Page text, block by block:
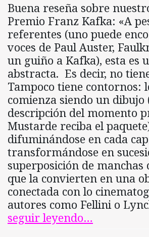
Buena reseña sobre
Premio Franz Kafka: «A
referentes (uno puede
voces de Paul Auster,
un guiño a Kafka), esta es
abstracta. Es decir, no
Tampoco tiene contornos:
comienza siendo un dibujo
descripción del momento
Mustarde reciba el
difuminándose en cada
transformándose en
superposición de manchas
que la convierten en una
conectada con lo
autores como Fellini o
seguir leyendo…